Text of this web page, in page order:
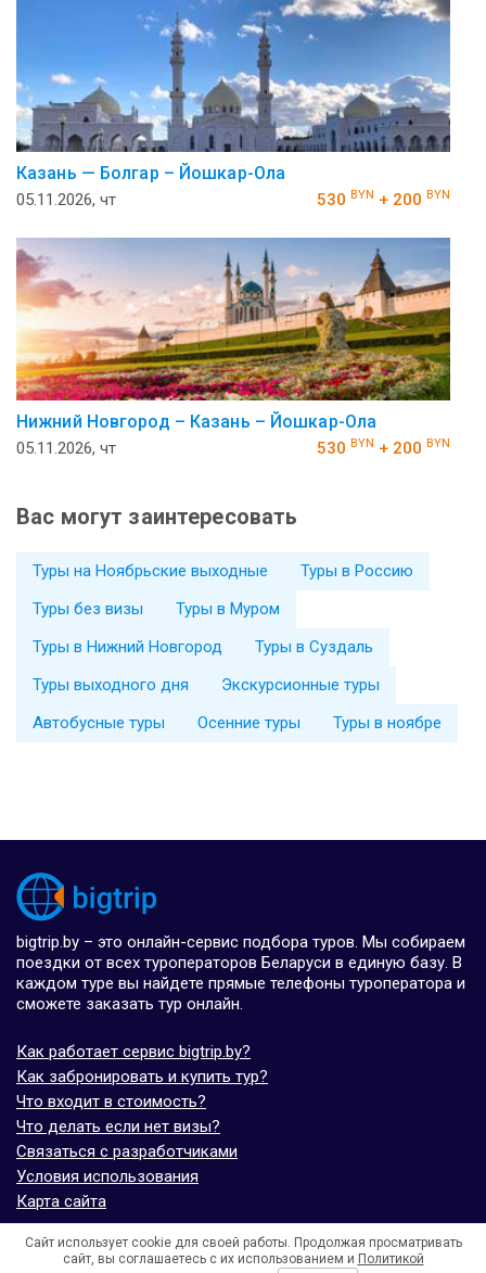
Казань — Болгар – Йошкар-Ола
05.11.2026, чт 530 BYN + 200 BYN
Нижний Новгород – Казань – Йошкар-Ола
05.11.2026, чт 530 BYN + 200 BYN
Вас могут заинтересовать
Туры на Ноябрьские выходные
Туры в Россию
Туры без визы
Туры в Муром
Туры в Нижний Новгород
Туры в Суздаль
Туры выходного дня
Экскурсионные туры
Автобусные туры
Осенние туры Туры в ноябре
bigtrip.by – это онлайн-сервис подбора туров. Мы собираем
поездки от всех туроператоров Беларуси в единую базу. В
каждом туре вы найдете прямые телефоны туроператора и
сможете заказать тур онлайн.
Как работает сервис bigtrip.by?
Как забронировать и купить тур?
Что входит в стоимость?
Что делать если нет визы?
Связаться с разработчиками
Условия использования
Карта сайта
© bigtrip.by,elijoviaje.es– 2014 - 2026
- 5.0 на основе 7 отзывов
Сайт использует cookie для своей работы. Продолжая просматривать
сайт, вы соглашаетесь с их использованием и Политикой